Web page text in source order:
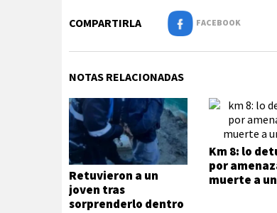
COMPARTIRLA FACEBOOK
NOTAS RELACIONADAS
Retuvieron a un
joven tras
sorprenderlo dentro
Km 8: lo
por
muerte a